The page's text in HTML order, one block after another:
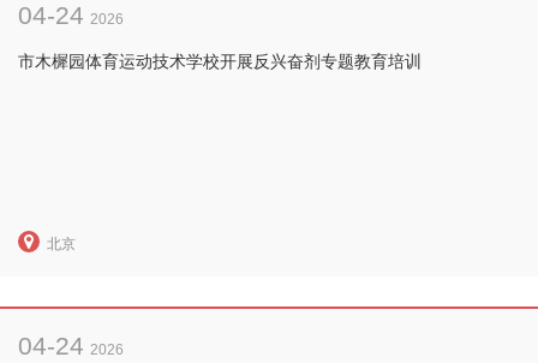
04-24 2026
市木樨园体育运动技术学校开展反兴奋剂专题教育培训
北京
04-24 2026